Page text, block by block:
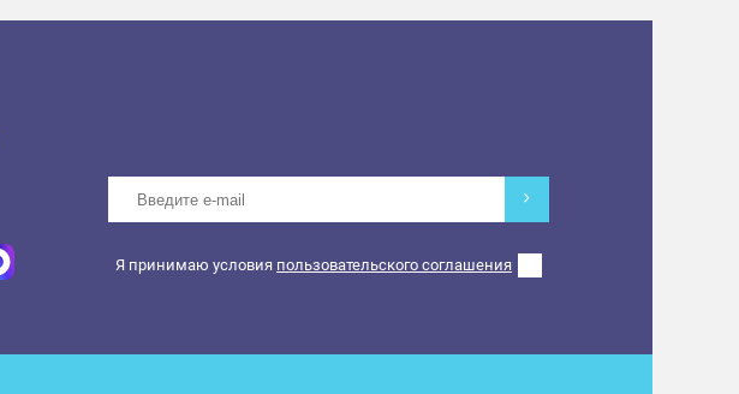
Я принимаю условия пользовательского соглашения